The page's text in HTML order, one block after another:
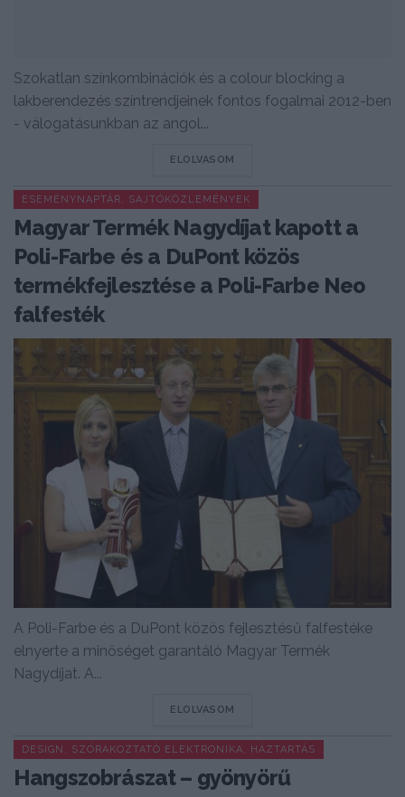
Szokatlan színkombinációk és a colour blocking a
lakberendezés színtrendjeinek fontos fogalmai 2012-ben
- válogatásunkban az angol...
ELOLVASOM
ESEMÉNYNAPTÁR, SAJTÓKÖZLEMÉNYEK
Magyar Termék Nagydíjat kapott a
Poli-Farbe és a DuPont közös
termékfejlesztése a Poli-Farbe Neo
falfesték
A Poli-Farbe és a DuPont közös fejlesztésű falfestéke
elnyerte a minőséget garantáló Magyar Termék
Nagydíjat. A...
ELOLVASOM
DESIGN, SZÓRAKOZTATÓ ELEKTRONIKA, HÁZTARTÁS
Hangszobrászat – gyönyörű